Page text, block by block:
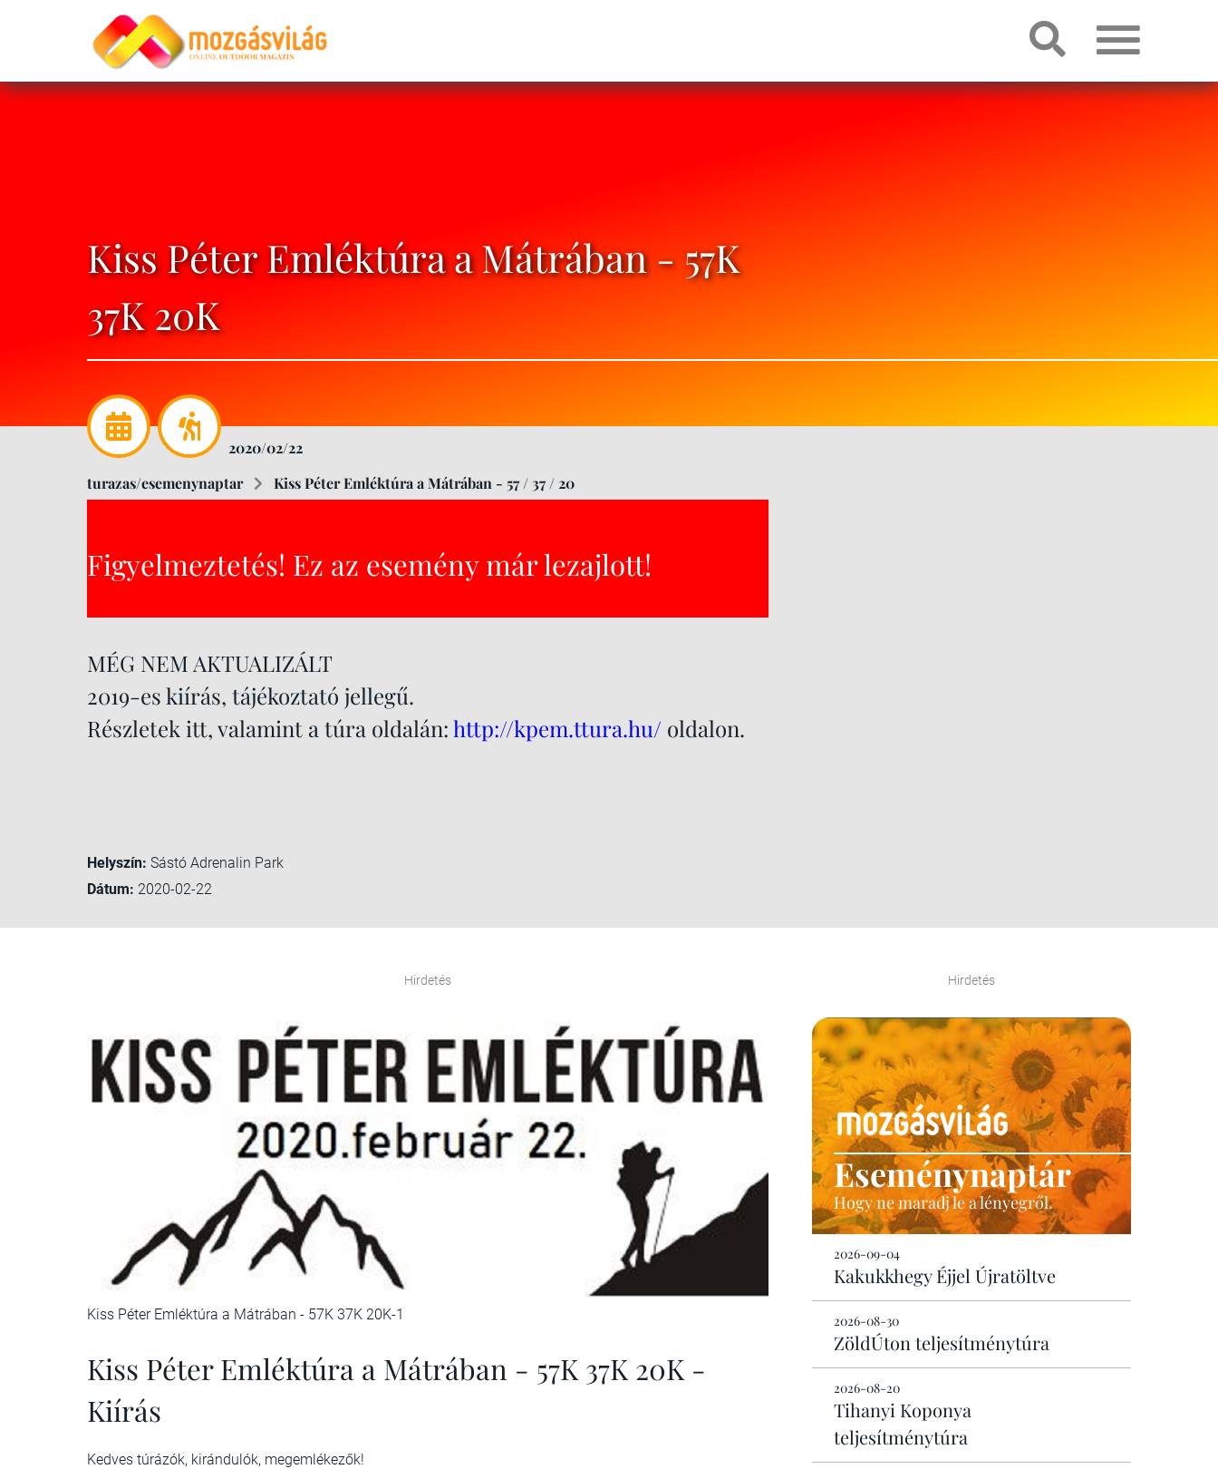
Kiss Péter Emléktúra a Mátrában - 57K
37K 20K
2020/02/22
turazas/esemenynaptar
Kiss Péter Emléktúra a Mátrában - 57 / 37 / 20
Figyelmeztetés! Ez az esemény már lezajlott!
MÉG NEM AKTUALIZÁLT
2019-es kiírás, tájékoztató jellegű.
Részletek itt, valamint a túra oldalán:http://kpem.ttura.hu/ oldalon.
Helyszín: Sástó Adrenalin Park
Dátum: 2020-02-22
Hirdetés
Kiss Péter Emléktúra a Mátrában - 57K 37K 20K-1
Kiss Péter Emléktúra a Mátrában - 57K 37K 20K -
Kiírás
Kedves túrázók, kirándulók, megemlékezők!
Hirdetés
Eseménynaptár
Hogy ne maradj le a lényegről.
2026-09-04
Kakukkhegy Éjjel Újratöltve
2026-08-30
ZöldÚton teljesítménytúra
2026-08-20
Tihanyi Koponya
teljesítménytúra